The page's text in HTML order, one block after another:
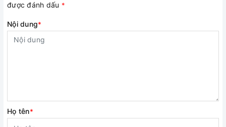
được đánh dấu *
Nội dung*
Họ tên*